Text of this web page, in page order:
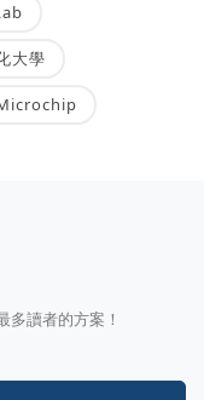
大學
讀者的方案！